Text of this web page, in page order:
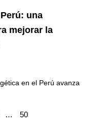
una
mejorar la
en el Perú avanza
… 50